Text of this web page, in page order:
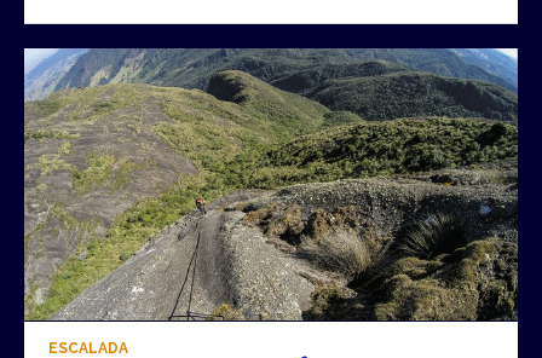
ESCALADA